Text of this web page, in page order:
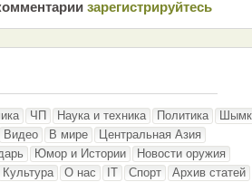
зарeгиcтрирyйтeсь
ЧП Наука и техника Политика
Видео В мире
Центральная Азия
Юмор и Истории
Новости оружия
Культура О нас IT Спорт
Архив статей